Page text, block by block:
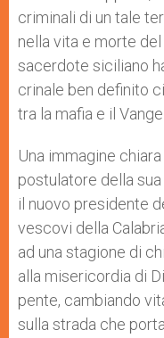
criminali di un tale
nella vita e morte
sacerdote siciliano
crinale ben definito
tra la mafia e il
Una immagine
postulatore della
il nuovo presidente
vescovi della
ad una stagione di
alla misericordia di
pente, cambiando
sulla strada che